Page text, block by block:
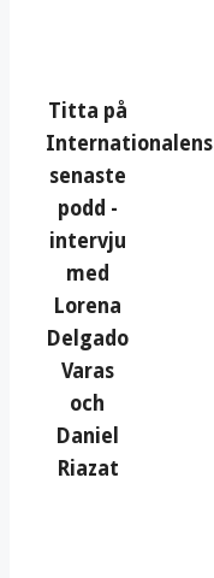
Titta på
Internationalens
senaste
podd -
intervju
med
Lorena
Delgado
Varas
och
Daniel
Riazat